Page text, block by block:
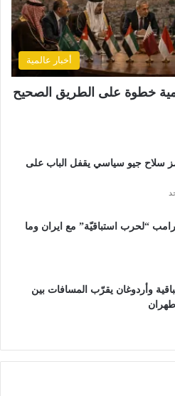
أخبار عالمية
خطوة على الطريق الصحيح
سلاح جيو سياسي يقفل الباب على
“لحرب استباقيّة” مع ايران وما
وأردوغان يقرّب المسافات بين